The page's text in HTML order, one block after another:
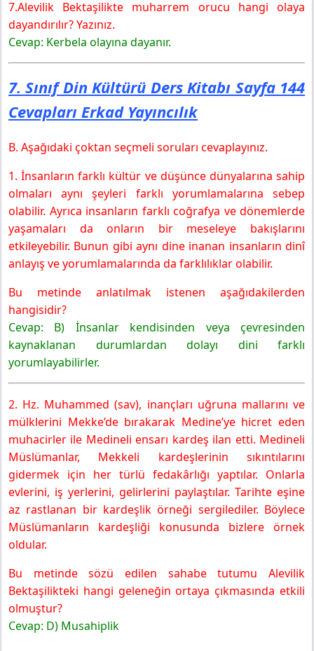
7.Alevilik Bektaşilikte muharrem orucu hangi olaya
dayandırılır? Yazınız.
Cevap: Kerbela olayına dayanır.
7. Sınıf Din Kültürü Ders Kitabı Sayfa 144
Cevapları Erkad Yayıncılık
B. Aşağıdaki çoktan seçmeli soruları cevaplayınız.
1. İnsanların farklı kültür ve düşünce dünyalarına sahip
olmaları aynı şeyleri farklı yorumlamalarına sebep
olabilir. Ayrıca insanların farklı coğrafya ve dönemlerde
yaşamaları da onların bir meseleye bakışlarını
etkileyebilir. Bunun gibi aynı dine inanan insanların dinî
anlayış ve yorumlamalarında da farklılıklar olabilir.
Bu metinde anlatılmak istenen aşağıdakilerden
hangisidir?
Cevap: B) İnsanlar kendisinden veya çevresinden
kaynaklanan durumlardan dolayı dini farklı
yorumlayabilirler.
2. Hz. Muhammed (sav), inançları uğruna mallarını ve
mülklerini Mekke’de bırakarak Medine’ye hicret eden
muhacirler ile Medineli ensarı kardeş ilan etti. Medineli
Müslümanlar, Mekkeli kardeşlerinin sıkıntılarını
gidermek için her türlü fedakârlığı yaptılar. Onlarla
evlerini, iş yerlerini, gelirlerini paylaştılar. Tarihte eşine
az rastlanan bir kardeşlik örneği sergilediler. Böylece
Müslümanların kardeşliği konusunda bizlere örnek
oldular.
Bu metinde sözü edilen sahabe tutumu Alevilik
Bektaşilikteki hangi geleneğin ortaya çıkmasında etkili
olmuştur?
Cevap: D) Musahiplik